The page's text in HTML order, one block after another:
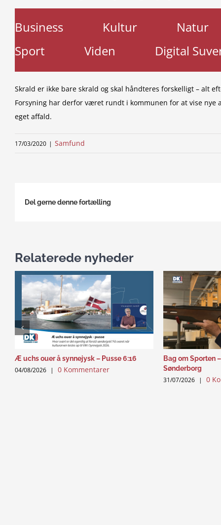
Business Kultur
Natur
Sport
Viden Digital
Skrald er ikke bare skrald og skal håndteres forskelligt – alt
Forsyning har derfor været rundt i kommunen for at vise
eget affald.
17/03/2020 | Samfund
Del gerne denne fortælling
Relaterede nyheder
Æ uchs ouer å synnejysk – Pusse 6:16
04/08/2026 | 0 Kommentarer
Bag om Sporten
Sønderborg
31/07/2026 | 0